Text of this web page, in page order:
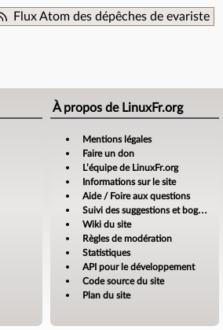
Flux Atom des dépêches de evariste
À propos de LinuxFr.org
Mentions légales
Faire un don
L’équipe de LinuxFr.org
Informations sur le site
Aide / Foire aux questions
Suivi des suggestions et bogues
Wiki du site
Règles de modération
Statistiques
API pour le développement
Code source du site
Plan du site